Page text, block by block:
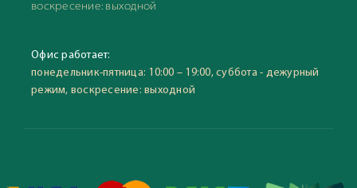
воскресение: выходной
Офис работает:
понедельник-пятница: 10:00 – 19:00, суббота - дежурный
режим, воскресение: выходной